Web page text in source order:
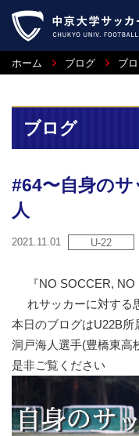
ホーム ブログ ブ
ブログ
#64〜自身の
人
2021.11.01 U-22
『NO SOCCER,
れサッカーに対する
本日のブログはU22B所
洞戸海人選手(豊橋東高
是非ご覧ください